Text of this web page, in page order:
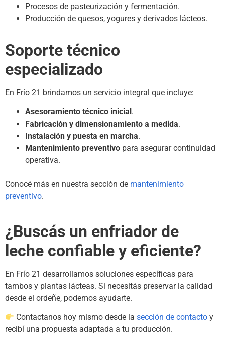
Procesos de pasteurización y fermentación.
Producción de quesos, yogures y derivados lácteos.
Soporte técnico
especializado
En Frío 21 brindamos un servicio integral que incluye:
Asesoramiento técnico inicial .
Fabricación y dimensionamiento a medida.
Instalación y puesta en marcha.
Mantenimiento preventivo para asegurar continuidad
operativa.
Conocé más en nuestra sección de mantenimiento
preventivo.
¿Buscás un enfriador de
leche confiable y eficiente?
En Frío 21 desarrollamos soluciones específicas para
tambos y plantas lácteas. Si necesitás preservar la calidad
desde el ordeñe, podemos ayudarte.
Contactanos hoy mismo desde lasección de contacto y
recibí una propuesta adaptada a tu producción.